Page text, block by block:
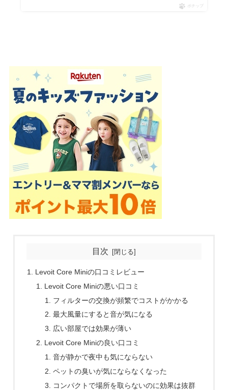
ポチップ
目次
Levoit Core Miniの口コミレビュー
Levoit Core Miniの悪い口コミ
フィルターの交換が頻繁でコストがかかる
最大風量にすると音が気になる
広い部屋では効果が薄い
Levoit Core Miniの良い口コミ
音が静かで夜中も気にならない
ペットの臭いが気にならなくなった
コンパクトで場所を取らないのに効果は抜群